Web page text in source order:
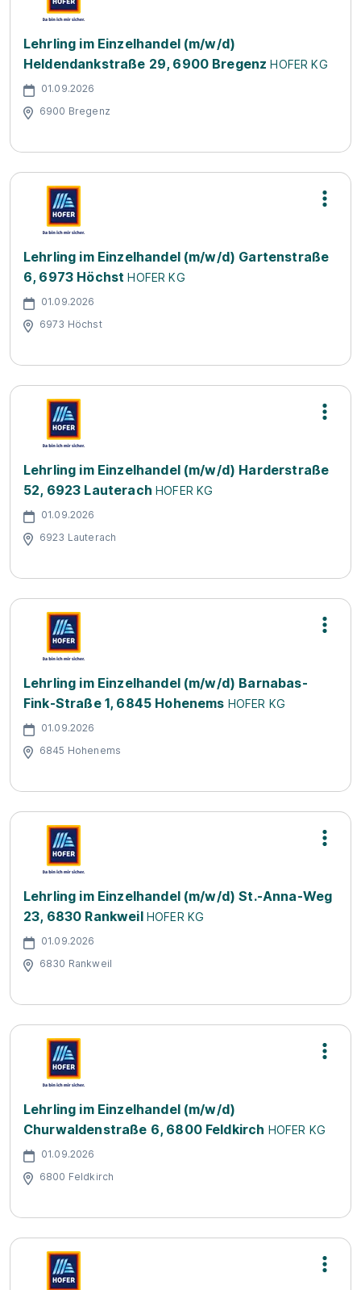
Lehrling im Einzelhandel (m/w/d)
Heldendankstraße 29, 6900 Bregenz HOFER KG
01.09.2026
6900 Bregenz
Lehrling im Einzelhandel (m/w/d) Gartenstraße
6, 6973 Höchst HOFER KG
01.09.2026
6973 Höchst
Lehrling im Einzelhandel (m/w/d) Harderstraße
52, 6923 Lauterach HOFER KG
01.09.2026
6923 Lauterach
Lehrling im Einzelhandel (m/w/d) Barnabas-
Fink-Straße 1, 6845 Hohenems HOFER KG
01.09.2026
6845 Hohenems
Lehrling im Einzelhandel (m/w/d) St.-Anna-Weg
23, 6830 Rankweil HOFER KG
01.09.2026
6830 Rankweil
Lehrling im Einzelhandel (m/w/d)
Churwaldenstraße 6, 6800 Feldkirch HOFER KG
01.09.2026
6800 Feldkirch